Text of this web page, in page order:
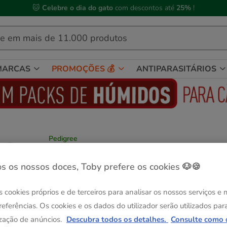
📅 Compre até às13h00 e receba a sua encomenda nopróximo dia útil
PROMOÇÕES 💰 ANTIPARASITÁRIOS
Pedigree
para Cães
Ver descrição
Peso:70 g
70 g
-25% na 2ª un.
2 pacotes x 70 g
Pack Poupança
os nossos doces, Toby prefere os cookies 🐶🍪
cookies próprios e de terceiros para analisar os nossos serviços e
Os cookies e os dados do utilizador serão utilizados
de anúncios. Descubra todos os detalhes. Consulte como